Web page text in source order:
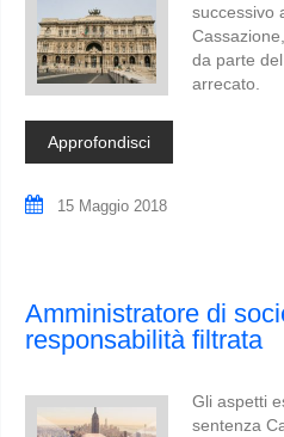
successivo
da parte
arrecato.
Approfondisci
15 Maggio 2018
Amministratore di
responsabilità filtrata
Gli aspetti
sentenza